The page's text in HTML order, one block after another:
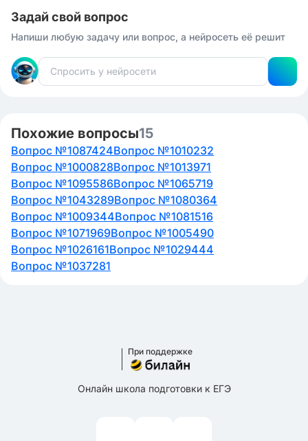
Задай свой вопрос
Напиши любую задачу или вопрос, а нейросеть её решит
Похожие вопросы15
Вопрос №1087424Вопрос №1010232
Вопрос №1000828Вопрос №1013971
Вопрос №1095586Вопрос №1065719
Вопрос №1043289Вопрос №1080364
Вопрос №1009344Вопрос №1081516
Вопрос №1071969Вопрос №1005490
Вопрос №1026161Вопрос №1029444
Вопрос №1037281
При поддержке
Онлайн школа подготовки к ЕГЭ